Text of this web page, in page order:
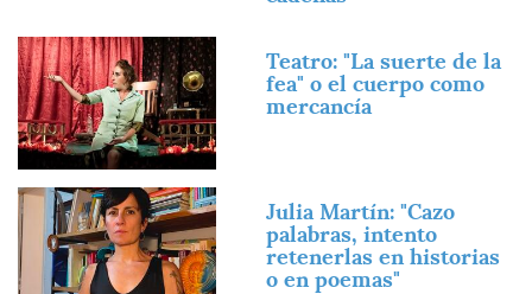
Imagen
Teatro: "La suerte de la
fea" o el cuerpo como
mercancía
Imagen
Julia Martín: "Cazo
palabras, intento
retenerlas en historias
o en poemas"